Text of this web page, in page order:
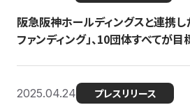
阪急阪神ホールディングスと連携し
ファンディング」、10団体すべてが
2025.04.24 プレスリリース